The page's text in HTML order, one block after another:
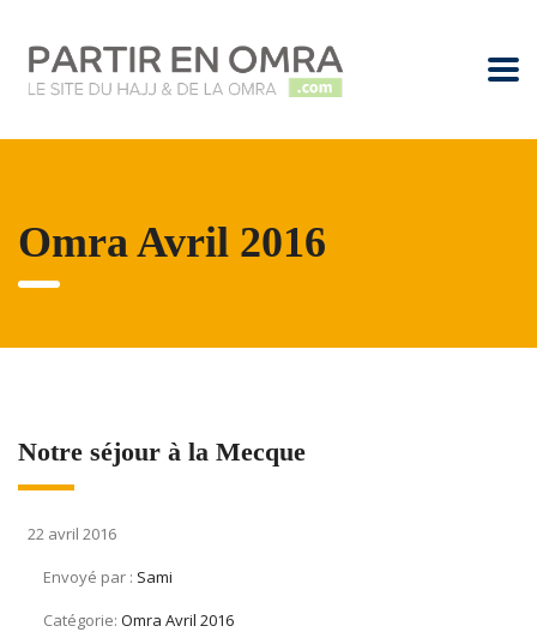
Omra Avril 2016
Notre séjour à la Mecque
22 avril 2016
Envoyé par : Sami
Catégorie: Omra Avril 2016